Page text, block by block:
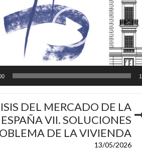
DEL MERCADO DE LA
VII. SOLUCIONES
DE LA VIVIENDA
13/05/2026